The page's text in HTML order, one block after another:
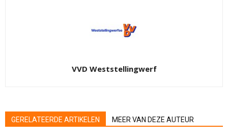
VVD Weststellingwerf
GERELATEERDE ARTIKELEN MEER VAN DEZE AUTEUR